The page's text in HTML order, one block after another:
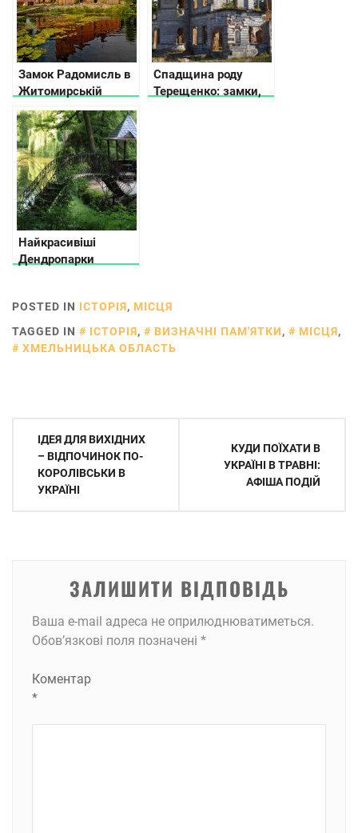
Замок Радомисль в
Житомирській
області
Спадщина роду
Терещенко: замки,
Найкрасивіші
Дендропарки
POSTED IN ІСТОРІЯ, МІСЦЯ
TAGGED IN
ІСТОРІЯ, ВИЗНАЧНІ ПАМ'ЯТКИ, МІСЦЯ,
ХМЕЛЬНИЦЬКА ОБЛАСТЬ
Навігація
записів
ІДЕЯ ДЛЯ ВИХІДНИХ
– ВІДПОЧИНОК ПО-
КОРОЛІВСЬКИ В
УКРАЇНІ
КУДИ ПОЇХАТИ В
УКРАЇНІ В ТРАВНІ:
АФІША ПОДІЙ
ЗАЛИШИТИ ВІДПОВІДЬ
Ваша e-mail адреса не оприлюднюватиметься.
Обов’язкові поля позначені *
Коментар
*